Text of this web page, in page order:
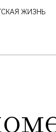
ЖИЗНЬ